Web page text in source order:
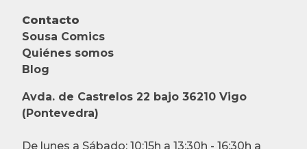
Contacto
Sousa Comics
Quiénes somos
Blog
Avda. de Castrelos 22 bajo 36210 Vigo
(Pontevedra)
De lunes a Sábado: 10:15h a 13:30h - 16:30h a